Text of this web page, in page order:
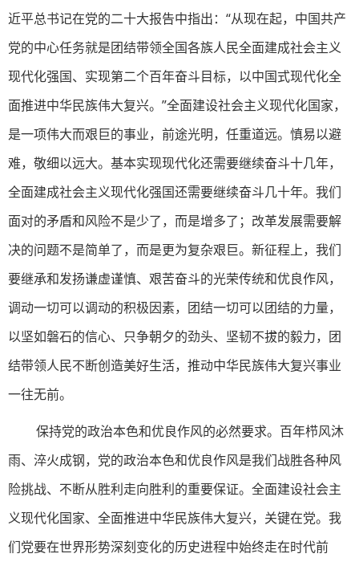
近平总书记在党的二十大报告中指出：“从现在起，中国共产
党的中心任务就是团结带领全国各族人民全面建成社会主义
现代化强国、实现第二个百年奋斗目标，以中国式现代化全
面推进中华民族伟大复兴。”全面建设社会主义现代化国家，
是一项伟大而艰巨的事业，前途光明，任重道远。慎易以避
难，敬细以远大。基本实现现代化还需要继续奋斗十几年，
全面建成社会主义现代化强国还需要继续奋斗几十年。我们
面对的矛盾和风险不是少了，而是增多了；改革发展需要解
决的问题不是简单了，而是更为复杂艰巨。新征程上，我们
要继承和发扬谦虚谨慎、艰苦奋斗的光荣传统和优良作风，
调动一切可以调动的积极因素，团结一切可以团结的力量，
以坚如磐石的信心、只争朝夕的劲头、坚韧不拔的毅力，团
结带领人民不断创造美好生活，推动中华民族伟大复兴事业
一往无前。
保持党的政治本色和优良作风的必然要求。百年栉风沐
雨、淬火成钢，党的政治本色和优良作风是我们战胜各种风
险挑战、不断从胜利走向胜利的重要保证。全面建设社会主
义现代化国家、全面推进中华民族伟大复兴，关键在党。我
们党要在世界形势深刻变化的历史进程中始终走在时代前